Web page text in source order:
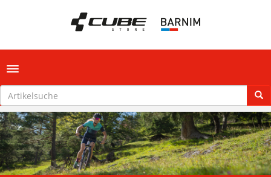
Toggle navigation